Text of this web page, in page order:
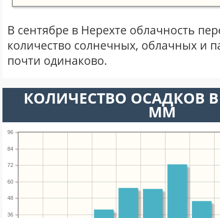
В сентябре в Нерехте облачность
количество солнечных, облачных и
почти одинаково.
КОЛИЧЕСТВО ОСАДКОВ В
ММ
36
48
60
72
84
96